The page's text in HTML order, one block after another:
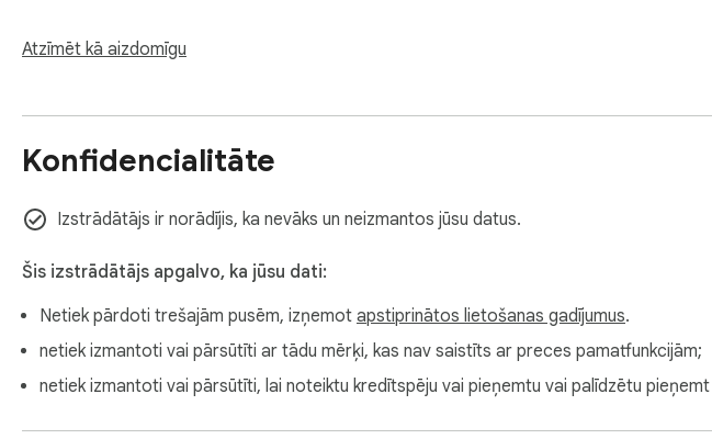
Atzīmēt kā aizdomīgu
Konfidencialitāte
Izstrādātājs ir norādījis, ka nevāks un neizmantos jūsu datus.
Šis izstrādātājs apgalvo, ka jūsu dati:
Netiek pārdoti trešajām pusēm, izņemot apstiprinātos lietošanas gadījumus.
netiek izmantoti vai pārsūtīti ar tādu mērķi, kas nav saistīts ar preces pamatfunkcijām;
netiek izmantoti vai pārsūtīti, lai noteiktu kredītspēju vai pieņemtu vai palīdzētu